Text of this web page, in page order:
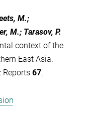
M.;
M.; Tarasov, P.
context of the
East Asia.
Reports 67,